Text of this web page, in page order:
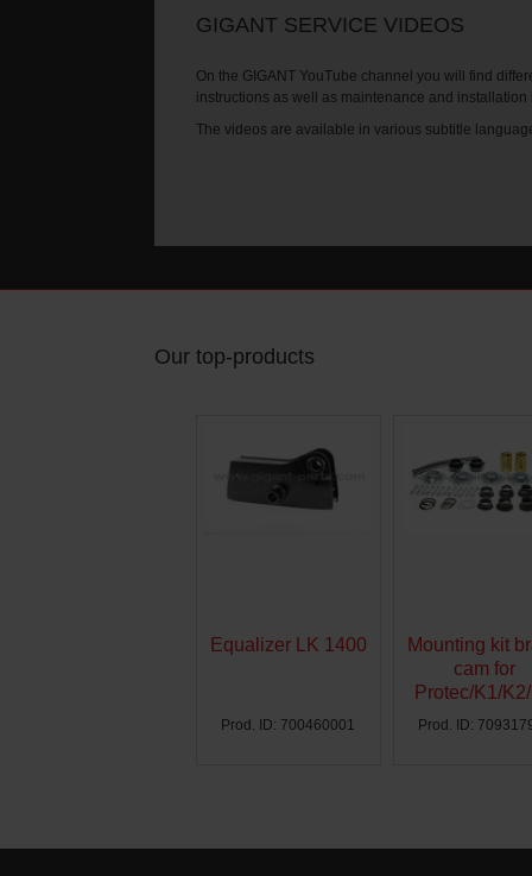
GIGANT SERVICE VIDEOS
On the GIGANT YouTube channel you will find
instructions as well as maintenance and
The videos are available in various subtitle
Our top-products
Equalizer LK 1400
Prod. ID: 700460001
Mounting kit
cam for
Protec/K1/
Ø300 -
Prod. ID: